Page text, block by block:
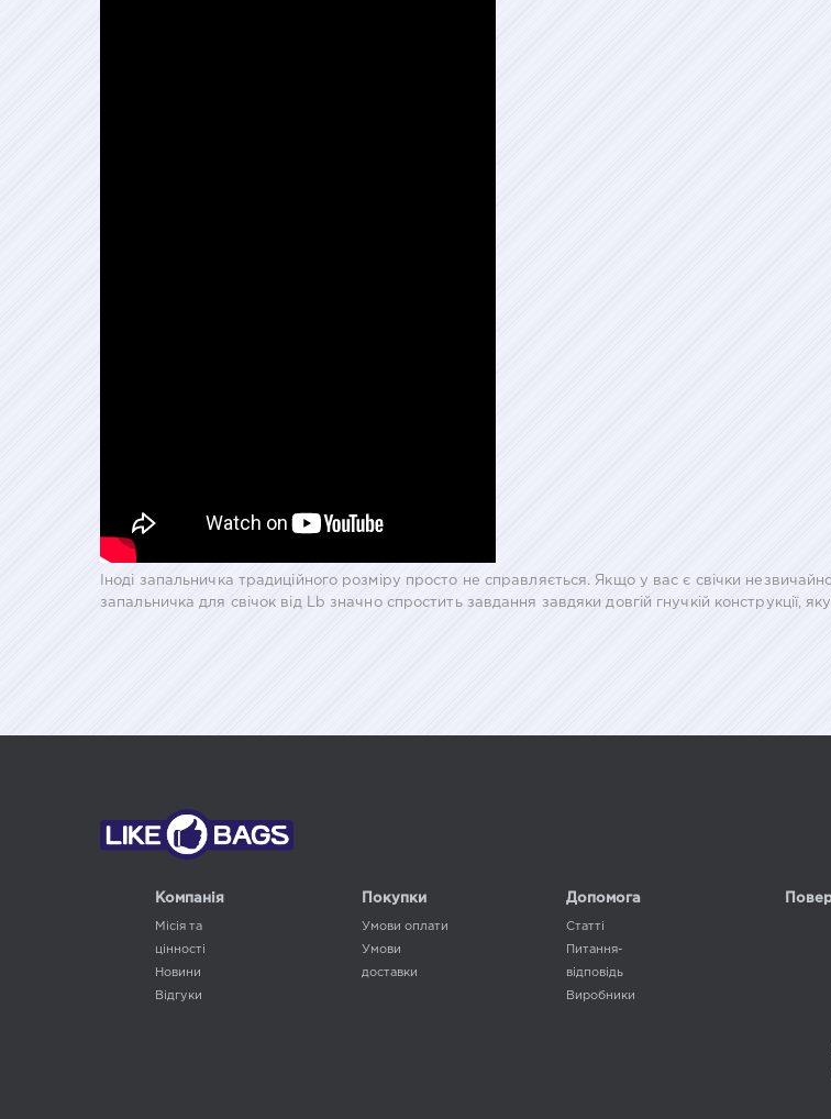
Іноді запальничка традиційного розміру просто не справляється. Якщо у вас є свічки
запальничка для свічок від Lb значно спростить завдання завдяки довгій гнучкій конструкції,
Компанія
Місія та
цінності
Новини
Відгуки
Покупки
Умови оплати
Умови
доставки
Допомога
Статті
Питання-
відповідь
Виробники